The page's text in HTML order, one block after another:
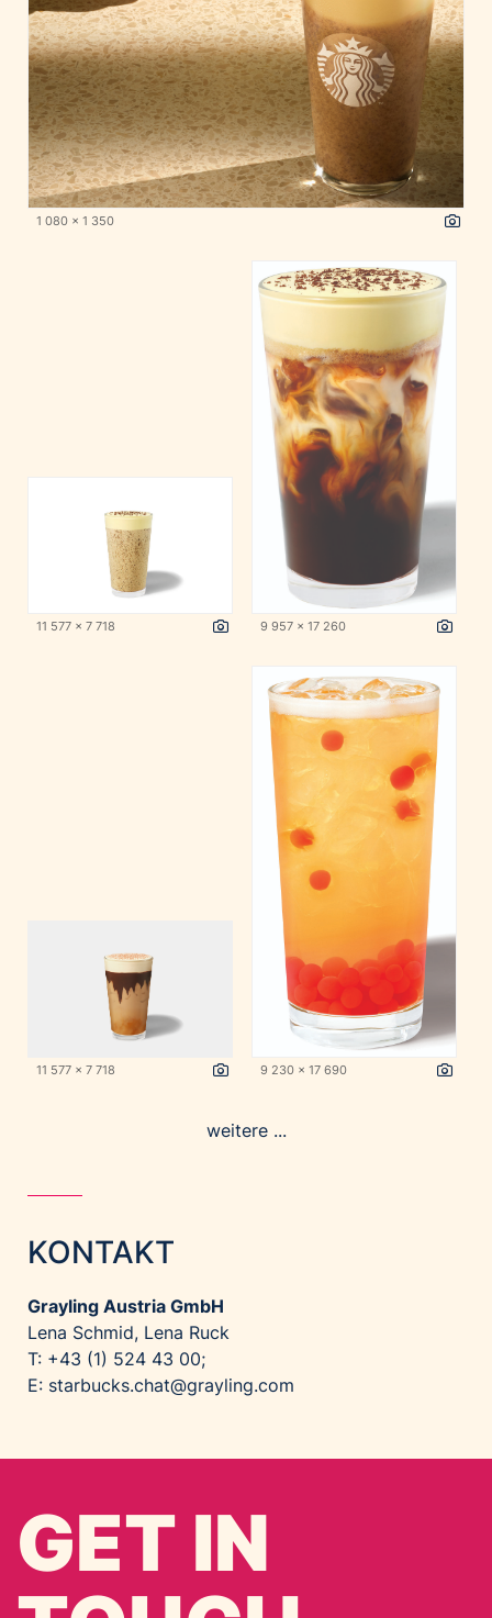
1 080 x 1 350
11 577 x 7 718 9 957 x 17 260
11 577 x 7 718 9 230 x 17 690
weitere ...
KONTAKT
Grayling Austria GmbH
Lena Schmid, Lena Ruck
T: +43 (1) 524 43 00;
E: starbucks.chat@grayling.com
GET IN